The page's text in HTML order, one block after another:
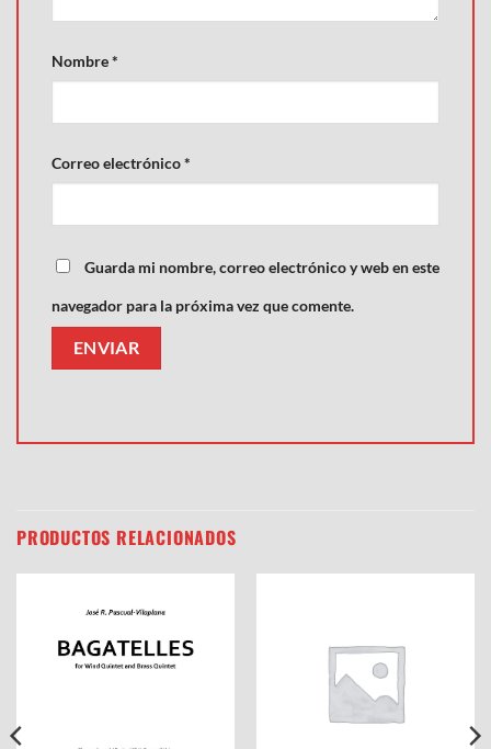
Nombre*
Correo electrónico*
Guarda mi nombre, correo electrónico y web en este
navegador para la próxima vez que comente.
PRODUCTOS RELACIONADOS